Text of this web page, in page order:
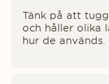
Tänk på att
och håller olika
hur de används.